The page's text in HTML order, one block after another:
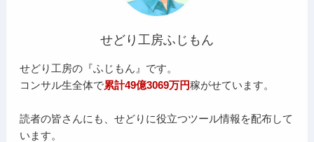
せどり工房ふじもん
せどり工房の『ふじもん』です。
コンサル生全体で累計49億3069万円稼がせています。
読者の皆さんにも、せどりに役立つツール情報を配布して
います。